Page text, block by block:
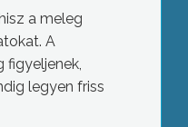
a meleg
A
figyeljenek,
legyen friss